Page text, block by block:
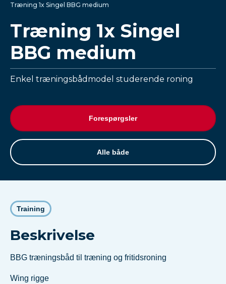
Træning 1x Singel BBG medium
Træning 1x Singel
BBG medium
Enkel træningsbådmodel studerende roning
Forespørgsler
Alle både
Training
Beskrivelse
BBG træningsbåd til træning og fritidsroning
Wing rigge